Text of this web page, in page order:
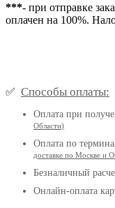
***- при отправке
оплачен на 100%.
✅ Способы оплаты:
Оплата при
Области)
Оплата по
доставке по Москве и
Безналичный
Онлайн-оплата